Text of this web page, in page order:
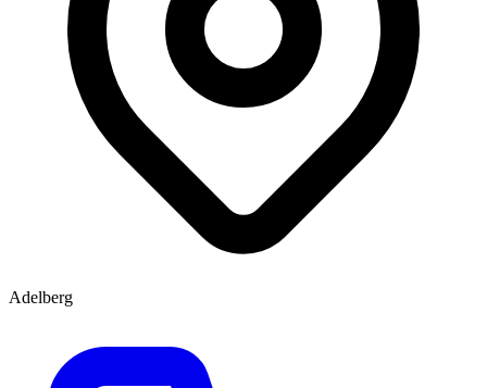
Adelberg